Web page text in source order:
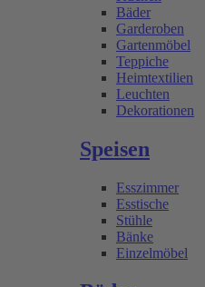
Bäder
Garderoben
Gartenmöbel
Teppiche
Heimtextilien
Leuchten
Dekorationen
Speisen
Esszimmer
Esstische
Stühle
Bänke
Einzelmöbel